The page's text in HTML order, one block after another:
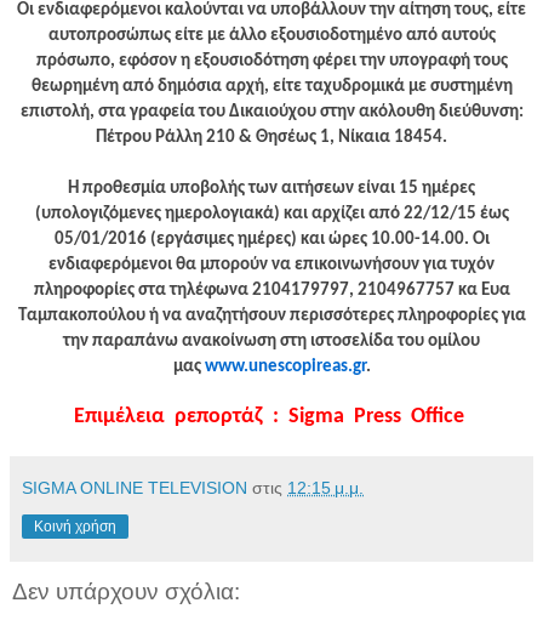
Οι ενδιαφερόμενοι καλούνται να υποβάλλουν την αίτηση τους, είτε
αυτοπροσώπως είτε με άλλο εξουσιοδοτημένο από αυτούς
πρόσωπο, εφόσον η εξουσιοδότηση φέρει την υπογραφή τους
θεωρημένη από δημόσια αρχή, είτε ταχυδρομικά με συστημένη
επιστολή, στα γραφεία του Δικαιούχου στην ακόλουθη διεύθυνση:
Πέτρου Ράλλη 210 & Θησέως 1, Νίκαια 18454.
Η προθεσμία υποβολής των αιτήσεων είναι 15 ημέρες
(υπολογιζόμενες ημερολογιακά) και αρχίζει από 22/12/15 έως
05/01/2016 (εργάσιμες ημέρες) και ώρες 10.00-14.00. Οι
ενδιαφερόμενοι θα μπορούν να επικοινωνήσουν για τυχόν
πληροφορίες στα τηλέφωνα 2104179797, 2104967757 κα Ευα
Ταμπακοπούλου ή να αναζητήσουν περισσότερες πληροφορίες για
την παραπάνω ανακοίνωση στη ιστοσελίδα του ομίλου
μας www.unescopireas.gr.
Επιμέλεια ρεπορτάζ : Sigma Press Office
SIGMA ONLINE TELEVISION στις 12:15 μ.μ.
Κοινή χρήση
Δεν υπάρχουν σχόλια: